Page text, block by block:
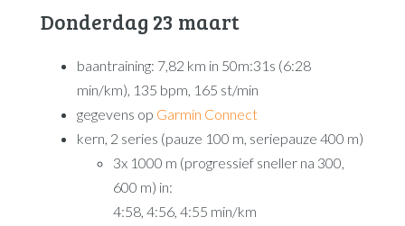
Donderdag 23 maart
baantraining: 7,82 km in 50m:31s (6:28
min/km), 135 bpm, 165 st/min
gegevens op Garmin Connect
kern, 2 series (pauze 100 m, seriepauze 400 m)
3x 1000 m (progressief sneller na 300,
600 m) in:
4:58, 4:56, 4:55 min/km